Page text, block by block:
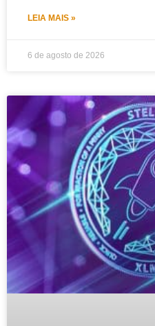
LEIA MAIS »
6 de agosto de 2026